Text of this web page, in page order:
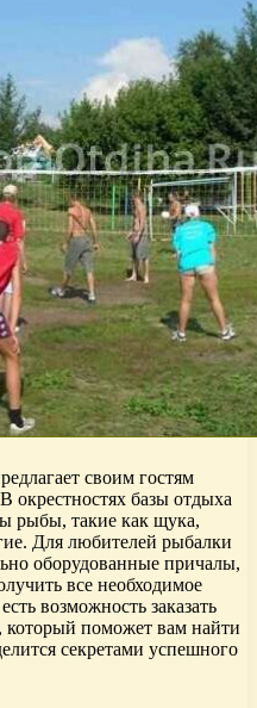
своим гостям
окрестностях базы отдыха
рыбы, такие как щука,
Для любителей рыбалки
оборудованные причалы,
все необходимое
возможность заказать
который поможет вам найти
секретами успешного